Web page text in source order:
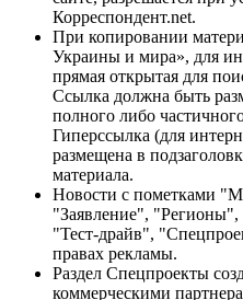
Корреспондент.net.
При копировании
Украины и мира», для
прямая открытая для
Ссылка должна быть
полного либо
Гиперссылка (для
размещена в
материала.
Новости с пометками
"Заявление",
"Тест-драйв",
правах рекламы.
Раздел Спецпроекты
коммерческими